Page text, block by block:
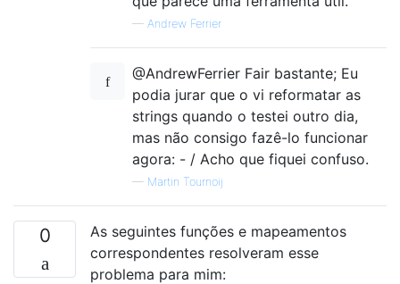
— Andrew Ferrier
@AndrewFerrier Fair bastante; Eu
podia jurar que o vi reformatar as
strings quando o testei outro dia,
mas não consigo fazê-lo funcionar
agora: - / Acho que fiquei confuso.
— Martin Tournoij
0
As seguintes funções e mapeamentos
correspondentes resolveram esse
problema para mim: